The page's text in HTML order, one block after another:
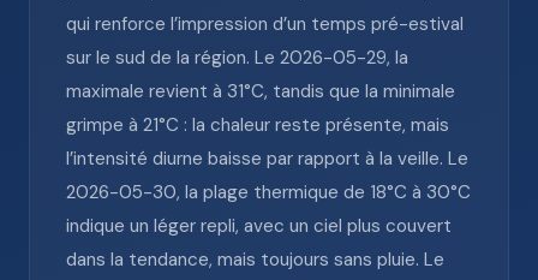
qui renforce l’impression d’un temps pré-estival
sur le sud de la région. Le 2026-05-29, la
maximale revient à 31°C, tandis que la minimale
grimpe à 21°C : la chaleur reste présente, mais
l’intensité diurne baisse par rapport à la veille. Le
2026-05-30, la plage thermique de 18°C à 30°C
indique un léger repli, avec un ciel plus couvert
dans la tendance, mais toujours sans pluie. Le